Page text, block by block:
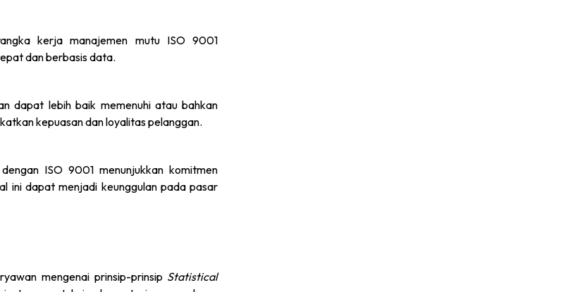
kerja manajemen mutu ISO 9001
dan berbasis data.
dapat lebih baik memenuhi atau bahkan
kepuasan dan loyalitas pelanggan.
ISO 9001 menunjukkan komitmen
ini dapat menjadi keunggulan pada pasar
mengenai prinsip-prinsip Statistical